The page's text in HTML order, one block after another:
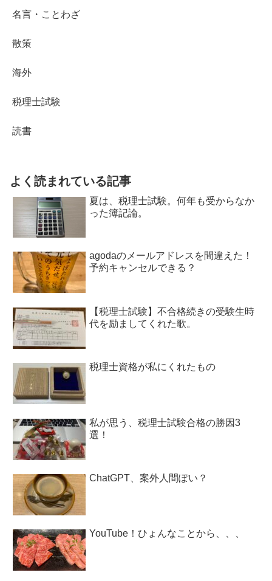
名言・ことわざ
散策
海外
税理士試験
読書
よく読まれている記事
夏は、税理士試験。何年も受からなか
った簿記論。
agodaのメールアドレスを間違えた！
予約キャンセルできる？
【税理士試験】不合格続きの受験生時
代を励ましてくれた歌。
税理士資格が私にくれたもの
私が思う、税理士試験合格の勝因3
選！
ChatGPT、案外人間ぽい？
YouTube！ひょんなことから、、、